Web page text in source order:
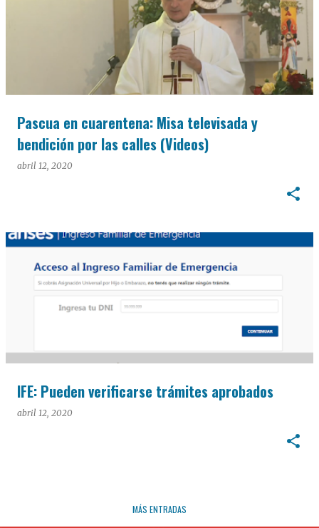
Pascua en cuarentena: Misa televisada y
bendición por las calles (Videos)
abril 12, 2020
IFE: Pueden verificarse trámites aprobados
abril 12, 2020
MÁS ENTRADAS